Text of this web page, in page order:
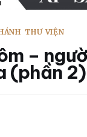
THƯ VIỆN
–
(phần 2)